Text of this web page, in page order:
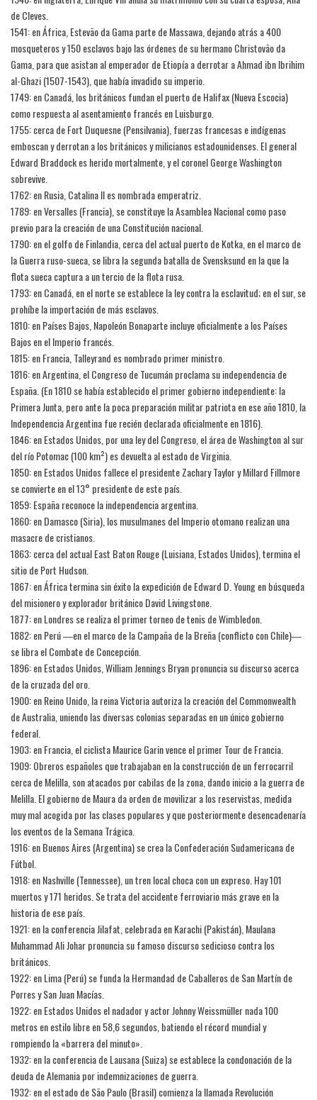
de Cleves.
1541: en África, Estevão da Gama parte de Massawa, dejando atrás a 400
mosqueteros y 150 esclavos bajo las órdenes de su hermano Christovão da
Gama, para que asistan al emperador de Etiopía a derrotar a Ahmad ibn Ibrihim
al-Ghazi (1507-1543), que había invadido su imperio.
1749: en Canadá, los británicos fundan el puerto de Halifax (Nueva Escocia)
como respuesta al asentamiento francés en Luisburgo.
1755: cerca de Fort Duquesne (Pensilvania), fuerzas francesas e indígenas
emboscan y derrotan a los británicos y milicianos estadounidenses. El general
Edward Braddock es herido mortalmente, y el coronel George Washington
sobrevive.
1762: en Rusia, Catalina II es nombrada emperatriz.
1789: en Versalles (Francia), se constituye la Asamblea Nacional como paso
previo para la creación de una Constitución nacional.
1790: en el golfo de Finlandia, cerca del actual puerto de Kotka, en el marco de
la Guerra ruso-sueca, se libra la segunda batalla de Svensksund en la que la
flota sueca captura a un tercio de la flota rusa.
1793: en Canadá, en el norte se establece la ley contra la esclavitud; en el sur, se
prohíbe la importación de más esclavos.
1810: en Países Bajos, Napoleón Bonaparte incluye oficialmente a los Países
Bajos en el Imperio francés.
1815: en Francia, Talleyrand es nombrado primer ministro.
1816: en Argentina, el Congreso de Tucumán proclama su independencia de
España. (En 1810 se había establecido el primer gobierno independiente: la
Primera Junta, pero ante la poca preparación militar patriota en ese año 1810, la
Independencia Argentina fue recién declarada oficialmente en 1816).
1846: en Estados Unidos, por una ley del Congreso, el área de Washington al sur
del río Potomac (100 km²) es devuelta al estado de Virginia.
1850: en Estados Unidos fallece el presidente Zachary Taylor y Millard Fillmore
se convierte en el 13° presidente de este país.
1859: España reconoce la independencia argentina.
1860: en Damasco (Siria), los musulmanes del Imperio otomano realizan una
masacre de cristianos.
1863: cerca del actual East Baton Rouge (Luisiana, Estados Unidos), termina el
sitio de Port Hudson.
1867: en África termina sin éxito la expedición de Edward D. Young en búsqueda
del misionero y explorador británico David Livingstone.
1877: en Londres se realiza el primer torneo de tenis de Wimbledon.
1882: en Perú ―en el marco de la Campaña de la Breña (conflicto con Chile)―
se libra el Combate de Concepción.
1896: en Estados Unidos, William Jennings Bryan pronuncia su discurso acerca
de la cruzada del oro.
1900: en Reino Unido, la reina Victoria autoriza la creación del Commonwealth
de Australia, uniendo las diversas colonias separadas en un único gobierno
federal.
1903: en Francia, el ciclista Maurice Garin vence el primer Tour de Francia.
1909: Obreros españoles que trabajaban en la construcción de un ferrocarril
cerca de Melilla, son atacados por cabilas de la zona, dando inicio a la guerra de
Melilla. El gobierno de Maura da orden de movilizar a los reservistas, medida
muy mal acogida por las clases populares y que posteriormente desencadenaría
los eventos de la Semana Trágica.
1916: en Buenos Aires (Argentina) se crea la Confederación Sudamericana de
Fútbol.
1918: en Nashville (Tennessee), un tren local choca con un expreso. Hay 101
muertos y 171 heridos. Se trata del accidente ferroviario más grave en la
historia de ese país.
1921: en la conferencia Jilafat, celebrada en Karachi (Pakistán), Maulana
Muhammad Ali Johar pronuncia su famoso discurso sedicioso contra los
británicos.
1922: en Lima (Perú) se funda la Hermandad de Caballeros de San Martín de
Porres y San Juan Macías.
1922: en Estados Unidos el nadador y actor Johnny Weissmüller nada 100
metros en estilo libre en 58,6 segundos, batiendo el récord mundial y
rompiendo la «barrera del minuto».
1932: en la conferencia de Lausana (Suiza) se establece la condonación de la
deuda de Alemania por indemnizaciones de guerra.
1932: en el estado de São Paulo (Brasil) comienza la llamada Revolución